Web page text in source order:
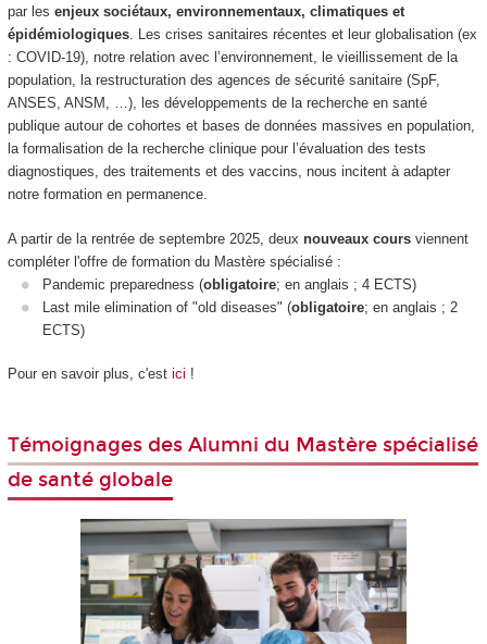
par les enjeux sociétaux, environnementaux, climatiques et
épidémiologiques. Les crises sanitaires récentes et leur globalisation (ex
: COVID-19), notre relation avec l’environnement, le vieillissement de la
population, la restructuration des agences de sécurité sanitaire (SpF,
ANSES, ANSM, …), les développements de la recherche en santé
publique autour de cohortes et bases de données massives en population,
la formalisation de la recherche clinique pour l’évaluation des tests
diagnostiques, des traitements et des vaccins, nous incitent à adapter
notre formation en permanence.
A partir de la rentrée de septembre 2025, deux nouveaux coursviennent
compléter l'offre de formation du Mastère spécialisé :
Pandemic preparedness (obligatoire; en anglais ; 4 ECTS)
Last mile elimination of "old diseases" (obligatoire; en anglais ; 2
ECTS)
Pour en savoir plus, c'est ici !
Témoignages des Alumni du Mastère spécialisé
de santé globale